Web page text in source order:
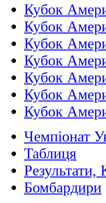
Кубок
Кубок
Кубок
Кубок
Кубок
Кубок
Кубок
Чемпіонат
Таблиця
Результати,
Бомбардири